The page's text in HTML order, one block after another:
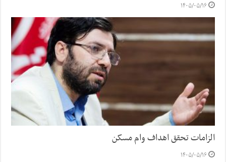
۱۴۰۵/۰۵/۱۶
الزامات تحقق اهداف وام مسکن
۱۴۰۵/۰۵/۱۶